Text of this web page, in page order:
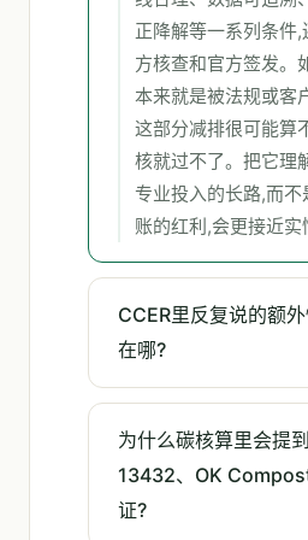
正降解等一系列条件,
方核查和官方签发。
本来就是被法规或客
这部分减排很可能算
核就过不了。把它理
专业投入的长路,而不
账的红利,会更接近实
CCER里反复说的额
在哪?
为什么碳核算里会提
13432、OK
证?